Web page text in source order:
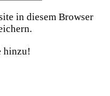
in diesem Browser
hinzu!